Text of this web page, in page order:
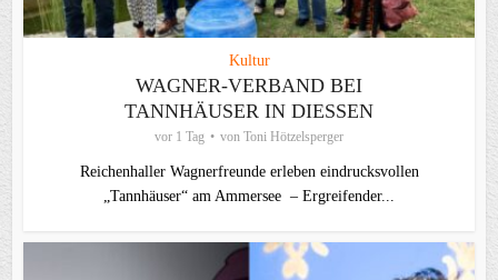
Kultur
WAGNER-VERBAND BEI
TANNHÄUSER IN DIESSEN
vor 1 Tag von Toni Hötzelsperger
Reichenhaller Wagnerfreunde erleben eindrucksvollen
„Tannhäuser“ am Ammersee – Ergreifender...